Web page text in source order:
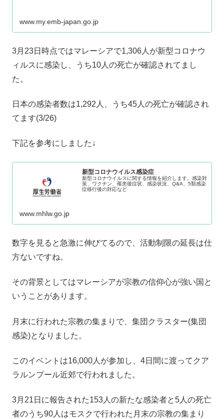
www.my.emb-japan.go.jp
3月23日時点ではマレーシアで1,306人が新型コロナウ
ィルスに感染し、うち10人の死亡が確認されてまし
た。
日本の感染者数は1,292人、うち45人の死亡が確認され
てます(3/26)
下記を参考にしました↓
新型コロナウイルス感染症
新型コロナウイルスに関する情報を紹介します。感染対
策、ワクチン、罹患後症状、感染状況、Q&A、5類感染
症移行後の対応など
www.mhlw.go.jp
数字を見ると急激に伸びてるので、活動制限の延長は仕
方ないですね。
その背景としてはマレーシアが宗教の信仰心が強い国と
いうことがあります。
月末に行われた宗教の集まりで、集団クラスター(集団
感染)となりました。
このイベントは16,000人が参加し、4日間に渡ってクア
ラルンプール近郊で行われました。
3月21日に報告された153人の新たな感染者と5人の死亡
者のうち90人はモスクで行われた月末の宗教の集まり